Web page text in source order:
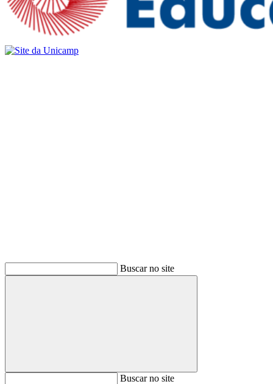
Buscar no site
BuscarBuscar no site